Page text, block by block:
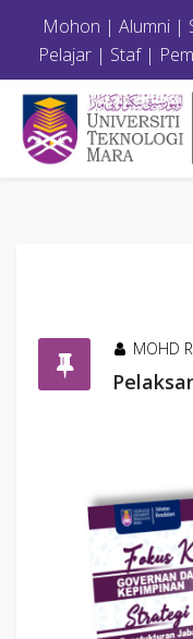
Mohon | Alumni |
Pelajar | Staf|
MOHD